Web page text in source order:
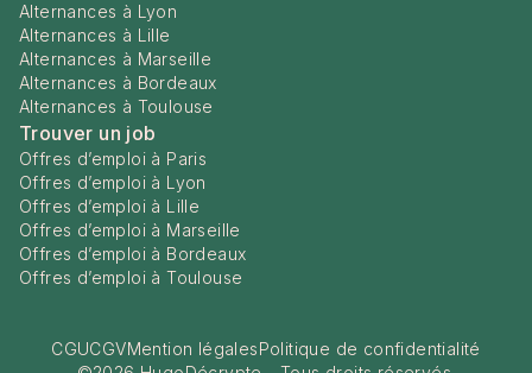
Alternances à Lyon
Alternances à Lille
Alternances à Marseille
Alternances à Bordeaux
Alternances à Toulouse
Trouver un job
Offres d’emploi à Paris
Offres d’emploi à Lyon
Offres d’emploi à Lille
Offres d’emploi à Marseille
Offres d’emploi à Bordeaux
Offres d’emploi à Toulouse
CGUCGVMention légalesPolitique de confidentialité